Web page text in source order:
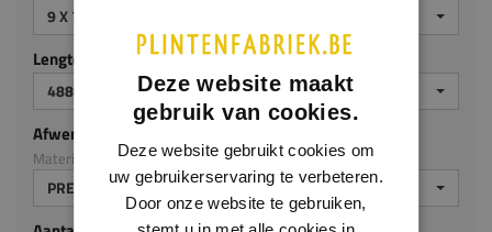
9 X 70 MM
Lengte (mm)
4880 MM
Afwerking
Materiaal: MDF v313
PREMIUM AFGELAKT
Deze website maakt
gebruik van cookies.
Deze website gebruikt cookies om
uw gebruikerservaring te verbeteren.
Door onze website te gebruiken,